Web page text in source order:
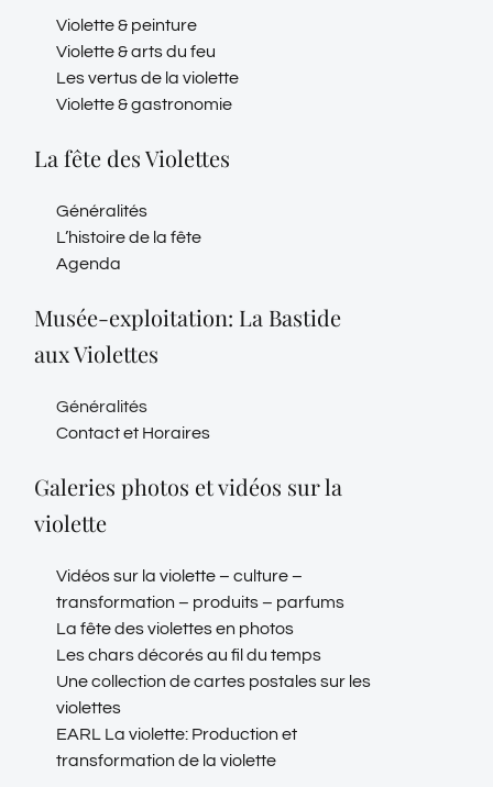
Violette & peinture
Violette & arts du feu
Les vertus de la violette
Violette & gastronomie
La fête des Violettes
Généralités
L’histoire de la fête
Agenda
Musée-exploitation: La Bastide
aux Violettes
Généralités
Contact et Horaires
Galeries photos et vidéos sur la
violette
Vidéos sur la violette – culture –
transformation – produits – parfums
La fête des violettes en photos
Les chars décorés au fil du temps
Une collection de cartes postales sur les
violettes
EARL La violette: Production et
transformation de la violette